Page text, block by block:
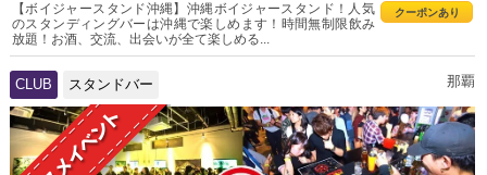
クーポンあり
【ボイジャースタンド沖縄】沖縄ボイジャースタンド！人気
のスタンディングバーは沖縄で楽しめます！時間無制限飲み
放題！お酒、交流、出会いが全て楽しめる...
CLUB スタンドバー 那覇